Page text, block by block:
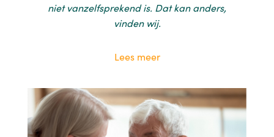
niet vanzelfsprekend is. Dat kan anders,
vinden wij.
Lees meer